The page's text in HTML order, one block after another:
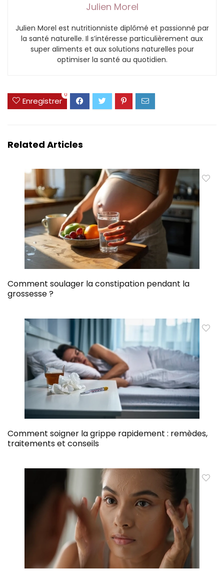
Julien Morel
Julien Morel est nutritionniste diplômé et passionné par
la santé naturelle. Il s’intéresse particulièrement aux
super aliments et aux solutions naturelles pour
optimiser la santé au quotidien.
Enregistrer
0
Related Articles
Comment soulager la constipation pendant la
grossesse ?
Comment soigner la grippe rapidement : remèdes,
traitements et conseils